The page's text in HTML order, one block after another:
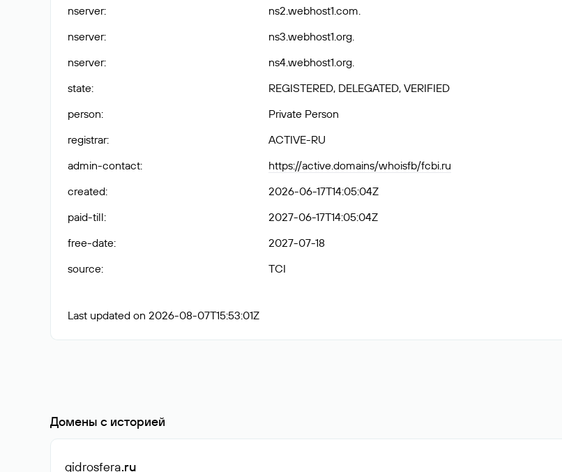
nserver:
ns2.webhost1.com.
nserver:
ns3.webhost1.org.
nserver:
ns4.webhost1.org.
state:
REGISTERED, DELEGATED, VERIFIED
person:
Private Person
registrar:
ACTIVE-RU
admin-contact:
https://active.domains/whoisfb/fcbi.ru
created:
2026-06-17T14:05:04Z
paid-till:
2027-06-17T14:05:04Z
free-date:
2027-07-18
source: TCI
Last updated on 2026-08-07T15:53:01Z
Домены с историей
gidrosfera.ru